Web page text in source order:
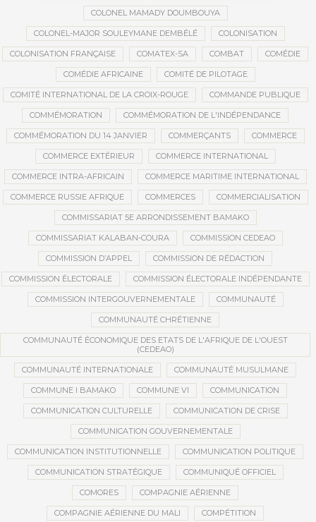
COLONEL MAMADY DOUMBOUYA
COLONEL-MAJOR SOULEYMANE DEMBÉLÉ COLONISATION
COLONISATION FRANÇAISE COMATEX-SA COMBAT COMÉDIE
COMÉDIE AFRICAINE COMITÉ DE PILOTAGE
COMITÉ INTERNATIONAL DE LA CROIX-ROUGE COMMANDE PUBLIQUE
COMMÉMORATION COMMÉMORATION DE L'INDÉPENDANCE
COMMÉMORATION DU 14 JANVIER COMMERÇANTS COMMERCE
COMMERCE EXTÉRIEUR COMMERCE INTERNATIONAL
COMMERCE INTRA-AFRICAIN COMMERCE MARITIME INTERNATIONAL
COMMERCE RUSSIE AFRIQUE COMMERCES COMMERCIALISATION
COMMISSARIAT 5E ARRONDISSEMENT BAMAKO
COMMISSARIAT KALABAN-COURA COMMISSION CEDEAO
COMMISSION D’APPEL COMMISSION DE RÉDACTION
COMMISSION ÉLECTORALE COMMISSION ÉLECTORALE INDÉPENDANTE
COMMISSION INTERGOUVERNEMENTALE COMMUNAUTÉ
COMMUNAUTÉ CHRÉTIENNE
COMMUNAUTÉ ÉCONOMIQUE DES ETATS DE L'AFRIQUE DE L'OUEST
(CEDEAO)
COMMUNAUTÉ INTERNATIONALE COMMUNAUTÉ MUSULMANE
COMMUNE I BAMAKO COMMUNE VI COMMUNICATION
COMMUNICATION CULTURELLE COMMUNICATION DE CRISE
COMMUNICATION GOUVERNEMENTALE
COMMUNICATION INSTITUTIONNELLE COMMUNICATION POLITIQUE
COMMUNICATION STRATÉGIQUE COMMUNIQUÉ OFFICIEL
COMORES COMPAGNIE AÉRIENNE
COMPAGNIE AÉRIENNE DU MALI COMPÉTITION